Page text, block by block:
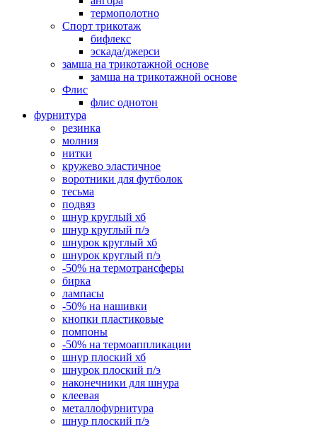
термополотно
Спорт трикотаж
бифлекс
эскада/джерси
замша на трикотажной основе
замша на трикотажной основе
Флис
флис однотон
фурнитура
резинка
молния
нитки
кружево эластичное
воротники для футболок
тесьма
подвяз
шнур круглый хб
шнур круглый п/э
шнурок круглый хб
шнурок круглый п/э
-50% на термотрансферы
бирка
лампасы
-50% на нашивки
кнопки пластиковые
помпоны
-50% на термоаппликации
шнур плоский хб
шнурок плоский п/э
наконечники для шнура
клеевая
металлофурнитура
шнур плоский п/э